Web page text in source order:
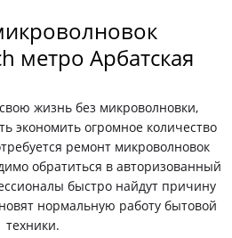
метро Арбатская
жизнь без микроволновки,
экономить огромное количество
ремонт микроволновок
обратиться в авторизованный
быстро найдут причину
нормальную работу бытовой
техники.